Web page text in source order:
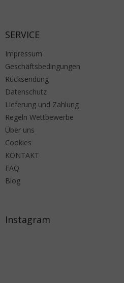
SERVICE
Impressum
Geschäftsbedingungen
Rücksendung
Datenschutz
Lieferung und Zahlung
Regeln Wettbewerbe
Über uns
Cookies
KONTAKT
FAQ
Blog
Instagram